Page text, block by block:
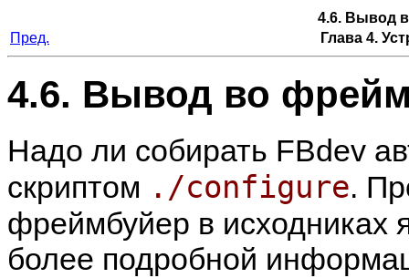
4.6. Вывод
Пред.
Глава 4.
4.6. Вывод во
Надо ли собирать FBdev
скриптом ./configure.
фреймбуйер в исходниках
более подробной